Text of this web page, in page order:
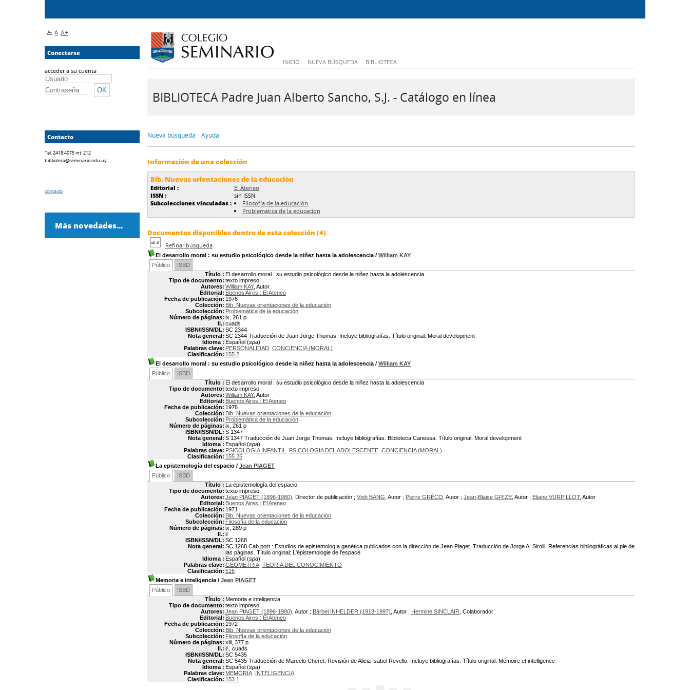
INICIO NUEVA BÚSQUEDA BIBLIOTECA
BIBLIOTECA Padre Juan Alberto Sancho, S.J. - Catálogo en línea
Nueva búsqueda Ayuda
Información de una colección
Bib. Nuevas orientaciones de la educación
Editorial :
El Ateneo
ISSN :
sin ISSN
Subcolecciones vinculadas :
Filosofía de la educación
Problemática de la educación
Documentos disponibles dentro de esta colección (4)
Refinar búsqueda
El desarrollo moral : su estudio psicológico desde la niñez hasta la adolescencia / William KAY
Público
ISBD
Título : El desarrollo moral : su estudio psicológico desde la niñez hasta la adolescencia
Tipo de documento: texto impreso
Autores: William KAY, Autor
Editorial: Buenos Aires : El Ateneo
Fecha de publicación: 1976
Colección: Bib. Nuevas orientaciones de la educación
Subcolección: Problemática de la educación
Número de páginas: ix, 261 p
Il.: cuads
ISBN/ISSN/DL: SC 2344
Nota general: SC 2344 Traducción de Juan Jorge Thomas. Incluye bibliografías. Título original: Moral development
Idioma : Español (spa)
Palabras clave: PERSONALIDAD CONCIENCIA (MORAL)
Clasificación: 155.2
El desarrollo moral : su estudio psicológico desde la niñez hasta la adolescencia / William KAY
Público
ISBD
Título : El desarrollo moral : su estudio psicológico desde la niñez hasta la adolescencia
Tipo de documento: texto impreso
Autores: William KAY, Autor
Editorial: Buenos Aires : El Ateneo
Fecha de publicación: 1976
Colección: Bib. Nuevas orientaciones de la educación
Subcolección: Problemática de la educación
Número de páginas: ix, 261 p
ISBN/ISSN/DL: S 1347
Nota general: S 1347 Traducción de Juan Jorge Thomas. Incluye bibliografías. Biblioteca Canessa. Título original: Moral development
Idioma : Español (spa)
Palabras clave: PSICOLOGIA INFANTIL PSICOLOGIA DEL ADOLESCENTE CONCIENCIA (MORAL)
Clasificación: 155.25
La epistemología del espacio / Jean PIAGET
Público
ISBD
Título : La epistemología del espacio
Tipo de documento: texto impreso
Autores: Jean PIAGET (1896-1980) , Director de publicación ; Vinh BANG , Autor ; Pierre GRÉCO , Autor ; Jean-Blaise GRIZE , Autor ; Eliane VURPILLOT, Autor
Editorial: Buenos Aires : El Ateneo
Fecha de publicación: 1971
Colección: Bib. Nuevas orientaciones de la educación
Subcolección: Filosofía de la educación
Número de páginas: ix, 289 p
Il.: il
ISBN/ISSN/DL: SC 1268
Nota general: SC 1268 Cab.port.: Estudios de epistemología genética publicados con la dirección de Jean Piaget. Traducción de Jorge A. Sirolli. Referencias bibliográficas al pie de
las páginas. Título original: L'épistemologie de l'espace
Idioma : Español (spa)
Palabras clave: GEOMETRIA TEORIA DEL CONOCIMIENTO
Clasificación: 516
Memoria e inteligencia / Jean PIAGET
Público
ISBD
Título : Memoria e inteligencia
Tipo de documento: texto impreso
Autores: Jean PIAGET (1896-1980) , Autor ; Bärbel INHELDER (1913-1997) , Autor ; Hermine SINCLAIR , Colaborador
Editorial: Buenos Aires : El Ateneo
Fecha de publicación: 1972
Colección: Bib. Nuevas orientaciones de la educación
Subcolección: Filosofía de la educación
Número de páginas: xiii, 377 p
Il.: il., cuads
ISBN/ISSN/DL: SC 5435
Nota general: SC 5435 Traducción de Marcelo Cheret. Revisión de Alicia Isabel Revello. Incluye bibliografías. Título original: Mémoire et intelligence
Idioma : Español (spa)
Palabras clave: MEMORIA INTELIGENCIA
Clasificación: 153.1
A- A A+
Conectarse
acceder a su cuenta
Contacto
Tel. 2418 4075 int. 212
biblioteca@seminario.edu.uy
contacto
Más novedades...